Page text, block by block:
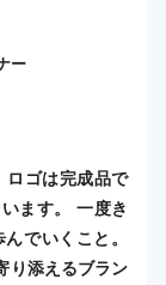
ー
ロゴは完成品で
ます。 一度き
でいくこと。
り添えるブラン